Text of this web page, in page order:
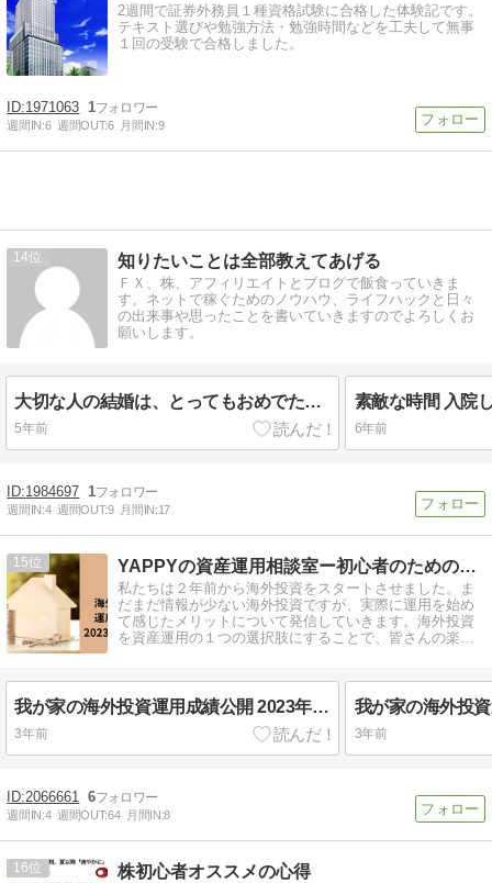
2週間で証券外務員１種資格試験に合格した体験記です。
テキスト選びや勉強方法・勉強時間などを工夫して無事
１回の受験で合格しました。
1971063 1
週間IN:6 週間OUT:6 月間IN:9
14 知りたいことは全部教えてあげる
ＦＸ、株、アフィリエイトとブログで飯食っていきま
す。ネットで稼ぐためのノウハウ、ライフハックと日々
の出来事や思ったことを書いていきますのでよろしくお
願いします。
大切な人の結婚は、とってもおめでたい！
5年前
素敵な時間 入院
6年前
1984697 1
週間IN:4 週間OUT:9 月間IN:17
15 YAPPYの資産運用相談室ー初心者のための海外投資応援ブログ
私たちは２年前から海外投資をスタートさせました。ま
だまだ情報が少ない海外投資ですが、実際に運用を始め
て感じたメリットについて発信していきます。海外投資
を資産運用の１つの選択肢にすることで、皆さんの楽し
我が家の海外投資運用成績公開 2023年1月
3年前 3年前
2066661 6
週間IN:4 週間OUT:64 月間IN:8
16 株初心者オススメの心得